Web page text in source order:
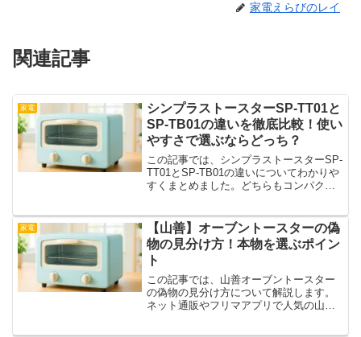
家電えらびのレイ
関連記事
家電
シンプラストースターSP-TT01と
SP-TB01の違いを徹底比較！使い
やすさで選ぶならどっち？
この記事では、シンプラストースターSP-
TT01とSP-TB01の違いについてわかりや
すくまとめました。どちらもコンパクト
るポイントをサクッと比較して、自分に
ぴったりな...
家電
【山善】オーブントースターの偽
物の見分け方！本物を選ぶポイン
ト
この記事では、山善オーブントースター
の偽物の見分け方について解説します。
ネット通販やフリマアプリで人気の山善